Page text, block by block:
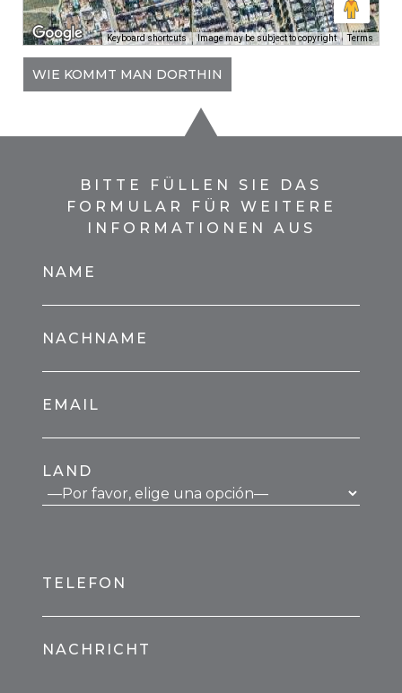
Keyboard shortcuts Image may be subject to copyright Terms
WIE KOMMT MAN DORTHIN
BITTE FÜLLEN SIE DAS
FORMULAR FÜR WEITERE
INFORMATIONEN AUS
NAME
NACHNAME
EMAIL
LAND
TELEFON
NACHRICHT